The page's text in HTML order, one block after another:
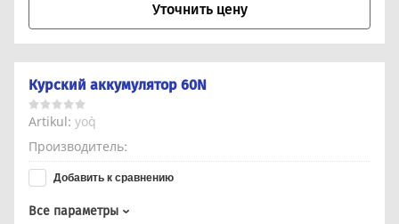
Уточнить цену
Курский аккумулятор 60N
Artikul: yo`q
Производитель
Добавить к сравнению
Все параметры